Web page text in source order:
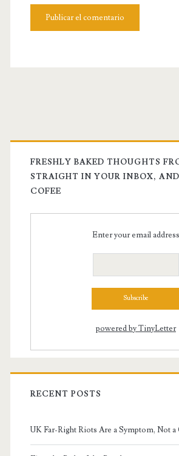
FRESHLY BAKED THOUGHTS
STRAIGHT IN YOUR INBOX,
COFEE
Enter your email address
powered by TinyLetter
RECENT POSTS
UK Far-Right Riots Are a Symptom, Not a